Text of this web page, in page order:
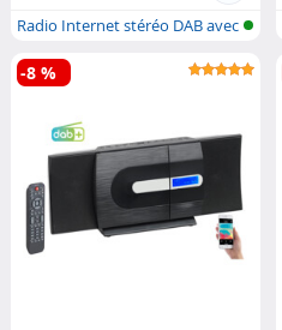
Radio Internet stéréo DAB avec
blue...
-8 %